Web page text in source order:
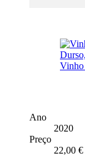
Ano
2020
Preço
22,00 €